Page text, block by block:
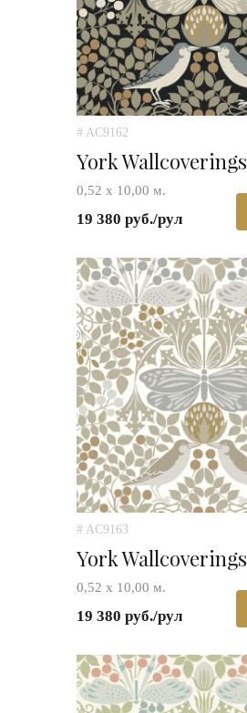
# AC9162
York Wallcoverings
0,52 х 10,00 м.
19 380 руб./рул
# AC9163
York Wallcoverings
0,52 х 10,00 м.
19 380 руб./рул